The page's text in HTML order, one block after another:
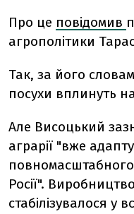
Про це повідомив
агрополітики
Так, за його
посухи вплинуть
Але Висоцький
аграрії "вже
Росії".
стабілізувалося у